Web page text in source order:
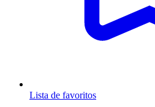
Lista de favoritos